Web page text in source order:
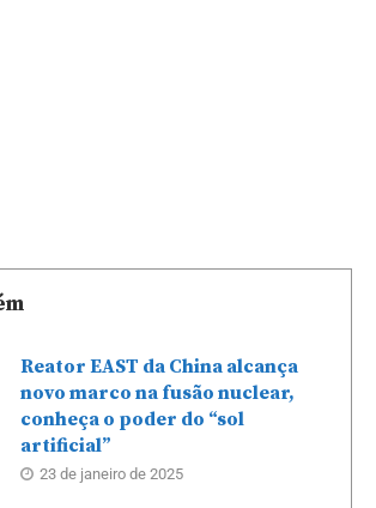
Reator EAST da China alcança
novo marco na fusão nuclear,
conheça o poder do “sol
artificial”
23 de janeiro de 2025